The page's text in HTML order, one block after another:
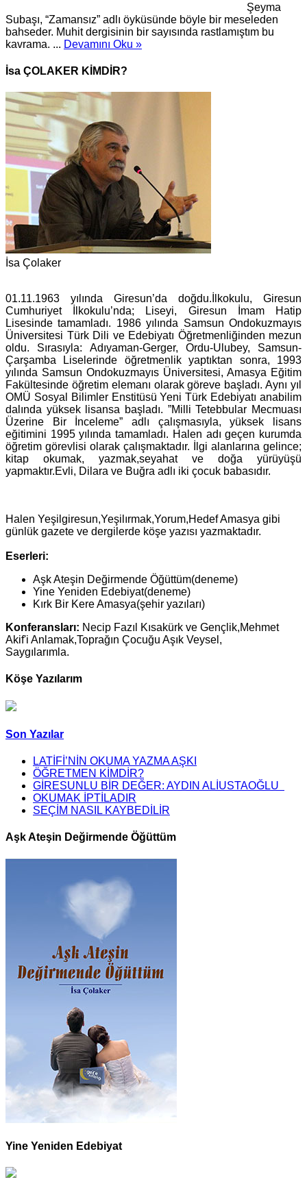
Şeyma
Subaşı, “Zamansız” adlı öyküsünde böyle bir meseleden
bahseder. Muhit dergisinin bir sayısında rastlamıştım bu
kavrama. ... Devamını Oku »
İsa ÇOLAKER KİMDİR?
İsa Çolaker
01.11.1963 yılında Giresun’da doğdu.İlkokulu, Giresun
Cumhuriyet İlkokulu’nda; Liseyi, Giresun İmam Hatip
Lisesinde tamamladı. 1986 yılında Samsun Ondokuzmayıs
Üniversitesi Türk Dili ve Edebiyatı Öğretmenliğinden mezun
oldu. Sırasıyla: Adıyaman-Gerger, Ordu-Ulubey, Samsun-
Çarşamba Liselerinde öğretmenlik yaptıktan sonra, 1993
yılında Samsun Ondokuzmayıs Üniversitesi, Amasya Eğitim
Fakültesinde öğretim elemanı olarak göreve başladı. Aynı yıl
OMÜ Sosyal Bilimler Enstitüsü Yeni Türk Edebiyatı anabilim
dalında yüksek lisansa başladı. ”Milli Tetebbular Mecmuası
Üzerine Bir İnceleme” adlı çalışmasıyla, yüksek lisans
eğitimini 1995 yılında tamamladı. Halen adı geçen kurumda
öğretim görevlisi olarak çalışmaktadır. İlgi alanlarına gelince;
kitap okumak, yazmak,seyahat ve doğa yürüyüşü
yapmaktır.Evli, Dilara ve Buğra adlı iki çocuk babasıdır.
Halen Yeşilgiresun,Yeşilırmak,Yorum,Hedef Amasya gibi
günlük gazete ve dergilerde köşe yazısı yazmaktadır.
Eserleri:
Aşk Ateşin Değirmende Öğüttüm(deneme)
Yine Yeniden Edebiyat(deneme)
Kırk Bir Kere Amasya(şehir yazıları)
Konferansları: Necip Fazıl Kısakürk ve Gençlik,Mehmet
Akif'i Anlamak,Toprağın Çocuğu Aşık Veysel,
Saygılarımla.
Köşe Yazılarım
Son Yazılar
LATİFİ’NİN OKUMA YAZMA AŞKI
ÖĞRETMEN KİMDİR?
GİRESUNLU BİR DEĞER: AYDIN ALİUSTAOĞLU
OKUMAK İPTİLADIR
SEÇİM NASIL KAYBEDİLİR
Aşk Ateşin Değirmende Öğüttüm
Yine Yeniden Edebiyat